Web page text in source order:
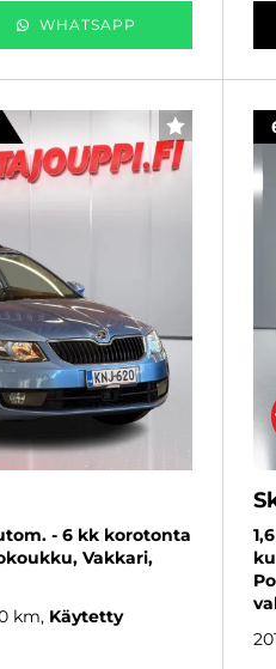
WHATSAPP
SUOSIKKI
- 6 kk korotonta
Vakkari,
km Käytetty